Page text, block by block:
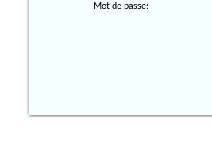
Mot de passe: